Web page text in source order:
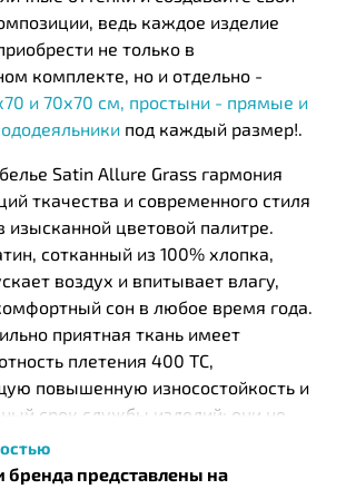
ведь каждое изделие
не только в
комплекте, но и отдельно -
и 70х70 см, простыни - прямые и
под каждый размер!.
Satin Allure Grass гармония
ткачества и современного стиля
изысканной цветовой палитре.
сотканный из 100% хлопка,
воздух и впитывает влагу,
сон в любое время года.
приятная ткань имеет
плетения 400 ТС,
повышенную износостойкость и
срок службы изделий: они не
и сохраняют свой первозданный
многих лет (при соблюдении
бренда представлены на